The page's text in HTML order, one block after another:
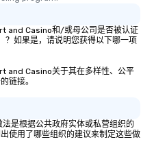
and Casino和/或母公司是否被认证
？如果是，请说明您获得以下哪一项
and Casino关于其在多样性、公平
链接。
是根据公共政府实体或私营组织的
使用了哪些组织的建议来制定这些做